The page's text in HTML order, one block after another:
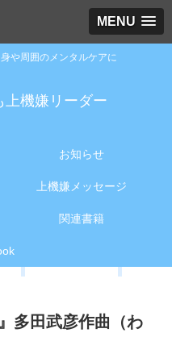
MENU
や周囲のメンタルケアに
上機嫌リーダー
お知らせ
上機嫌メッセージ
関連書籍
多田武彦作曲（わ